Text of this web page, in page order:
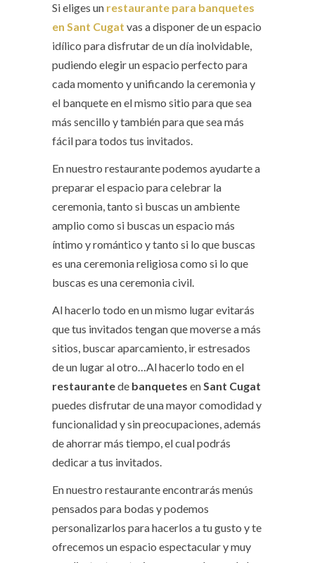
Si eliges un restaurante para banquetes
en Sant Cugat vas a disponer de un espacio
idílico para disfrutar de un día inolvidable,
pudiendo elegir un espacio perfecto para
cada momento y unificando la ceremonia y
el banquete en el mismo sitio para que sea
más sencillo y también para que sea más
fácil para todos tus invitados.
En nuestro restaurante podemos ayudarte a
preparar el espacio para celebrar la
ceremonia, tanto si buscas un ambiente
amplio como si buscas un espacio más
íntimo y romántico y tanto si lo que buscas
es una ceremonia religiosa como si lo que
buscas es una ceremonia civil.
Al hacerlo todo en un mismo lugar evitarás
que tus invitados tengan que moverse a más
sitios, buscar aparcamiento, ir estresados
de un lugar al otro…Al hacerlo todo en el
restaurantede banquetes enSant Cugat
puedes disfrutar de una mayor comodidad y
funcionalidad y sin preocupaciones, además
de ahorrar más tiempo, el cual podrás
dedicar a tus invitados.
En nuestro restaurante encontrarás menús
pensados para bodas y podemos
personalizarlos para hacerlos a tu gusto y te
ofrecemos un espacio espectacular y muy